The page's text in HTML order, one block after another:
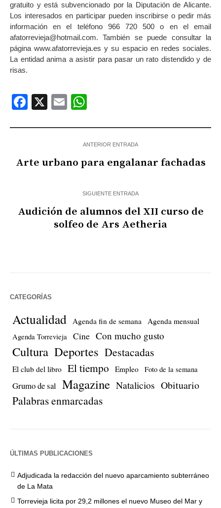
gratuito y está subvencionado por la Diputación de Alicante.
Los interesados en participar pueden inscribirse o pedir más
información en el teléfono 966 720 500 o en el email
afatorrevieja@hotmail.com. También se puede consultar la
página www.afatorrevieja.es y su espacio en redes sociales.
La entidad anima a asistir para pasar un rato distendido y de
risas.
Facebook
X Email
ANTERIOR ENTRADA
Arte urbano para engalanar fachadas
SIGUIENTE ENTRADA
Audición de alumnos del XII curso de
solfeo de Ars Aetheria
CATEGORÍAS
Actualidad Agenda fin de semana Agenda mensual
Agenda Torrevieja Cine Con mucho gusto
Cultura Deportes Destacadas
El club del libro El tiempo Empleo Foto de la semana
Grumo de sal Magazine Natalicios Obituario
Palabras enmarcadas
ÚLTIMAS PUBLICACIONES
Adjudicada la redacción del nuevo aparcamiento subterráneo
de La Mata
Torrevieja licita por 29,2 millones el nuevo Museo del Mar y